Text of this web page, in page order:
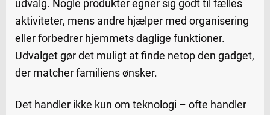
udvalg. Nogle produkter egner sig godt til fælles
aktiviteter, mens andre hjælper med organisering
eller forbedrer hjemmets daglige funktioner.
Udvalget gør det muligt at finde netop den gadget,
der matcher familiens ønsker.
Det handler ikke kun om teknologi – ofte handler